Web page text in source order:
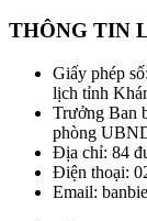
THÔNG TIN
Giấy phép
lịch tỉnh
Trưởng Ban
phòng
Địa chỉ: 84
Điện thoại:
Email: